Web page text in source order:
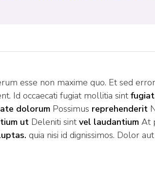
esse non maxime quo. Et sed
Id occaecati fugiat mollitia sint
dolorum Possimus reprehenderit
ut Deleniti sint vel laudantium At
quia nisi id dignissimos. Dolor